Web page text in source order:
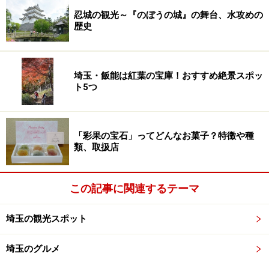
ックロクロスケ」が列を作ったとしても、何の不思議も
ありません。
居間では巨大な「トトロ」が、日向ぼっこをしていま
す。
居間で日向ぼっこする巨大な「トトロ」
囲炉裏端では小さな「トトロ」が、訪れた人を家の中へ
と招いています。
忍城の観光～『のぼうの城』の舞台、水攻めの
歴史
埼玉・飯能は紅葉の宝庫！おすすめ絶景スポッ
ト5つ
「彩果の宝石」ってどんなお菓子？特徴や種
類、取扱店
この記事に関連するテーマ
埼玉の観光スポット
埼玉のグルメ